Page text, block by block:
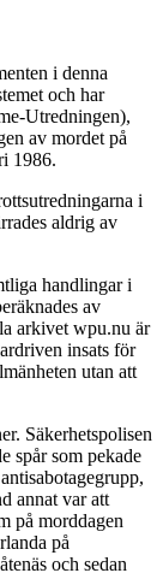
i denna
och har
Utredningen),
av mordet på
1986.
i
aldrig av
handlingar i
av
arkivet wpu.nu är
insats för
utan att
Säkerhetspolisen
spår som pekade
annat var att
på morddagen
på
och sedan